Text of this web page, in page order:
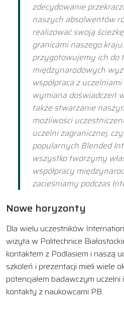
zdecydowanie
naszych absolwentów
realizować swoją
granicami naszego
przygotowujemy ich do
międzynarodowych
współpraca z
wymiana doświadczeń
także stwarzanie
możliwości
uczelni zagranicznej,
popularnych Blended
wszystko tworzymy
współpracy
zacieśniamy podczas
Nowe horyzonty
Dla wielu uczestników
wizyta w Politechnice
kontaktem z Podlasiem i naszą
szkoleń i prezentacji mieli wiele
potencjałem badawczym
kontakty z naukowcami PB.